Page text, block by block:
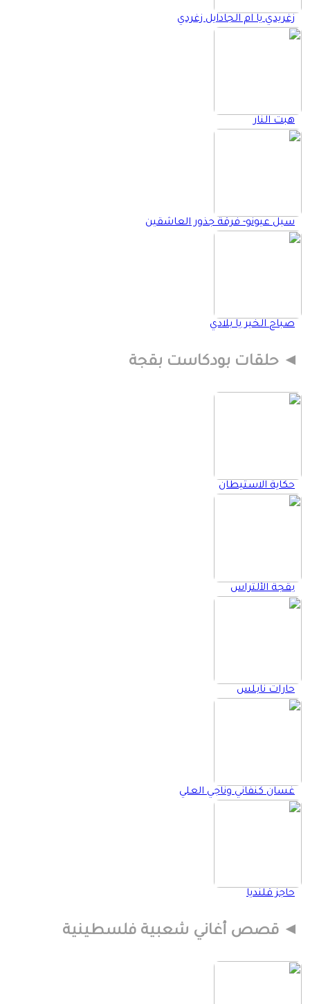
زغريدي يا ام الجادايل زغردي
هبت النار
سبل عيونو- فرقة جذور العاشقين
صباح الخير يا بلادي
حلقات بودكاست بقجة
حكاية الاستيطان
بقجة الألتراس
حارات نابلس
غسان كنفاني وناجي العلي
حاجز قلنديا
قصص أغاني شعبية فلسطينية